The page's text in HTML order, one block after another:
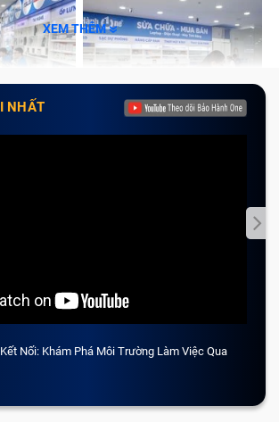
XEM THÊM
NHẤT
Nối: Khám Phá Môi Trường Làm Việc Qua